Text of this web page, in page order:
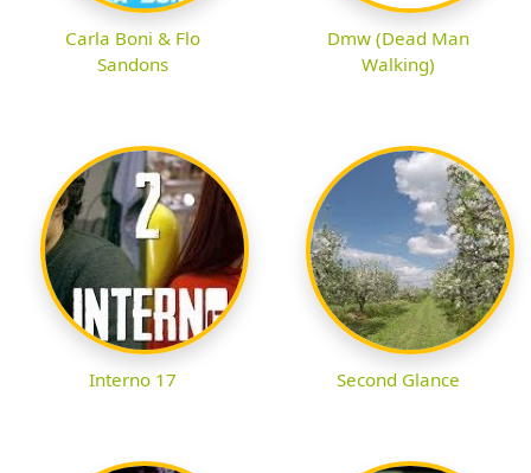
Carla Boni & Flo
Sandons
Dmw (Dead Man
Walking)
Interno 17 Second Glance